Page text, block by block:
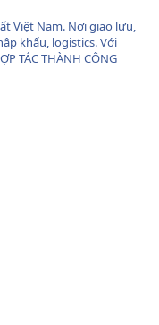
Việt Nam. Nơi giao lưu,
khẩu, logistics. Với
TÁC THÀNH CÔNG